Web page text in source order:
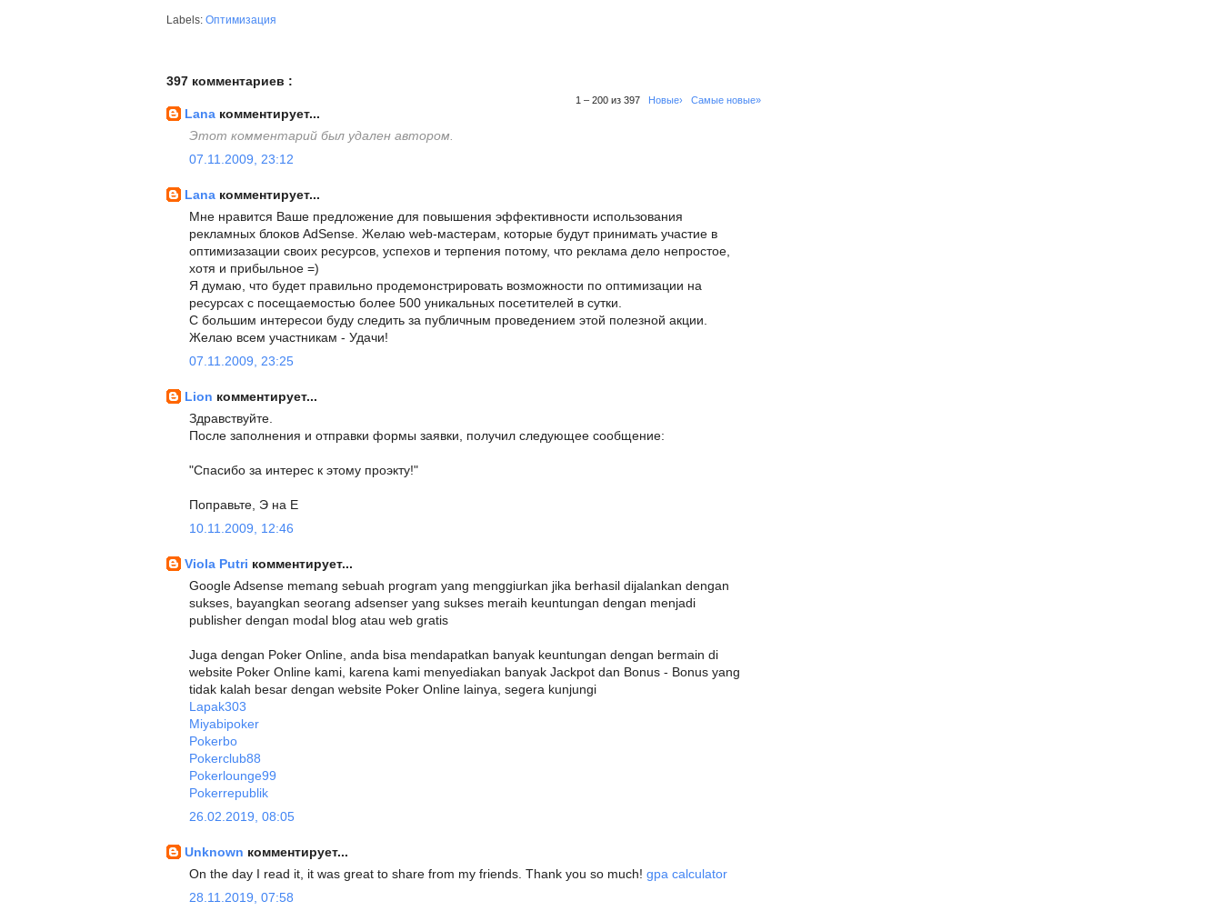
Labels: Оптимизация
397 комментариев :
1 – 200 из 397 Новые› Самые новые»
Lana комментирует...
Этот комментарий был удален автором.
07.11.2009, 23:12
Lana комментирует...
Мне нравится Ваше предложение для повышения эффективности использования
рекламных блоков AdSense. Желаю web-мастерам, которые будут принимать участие в
оптимизазации своих ресурсов, успехов и терпения потому, что реклама дело непростое,
хотя и прибыльное =)
Я думаю, что будет правильно продемонстрировать возможности по оптимизации на
ресурсах с посещаемостью более 500 уникальных посетителей в сутки.
С большим интересои буду следить за публичным проведением этой полезной акции.
Желаю всем участникам - Удачи!
07.11.2009, 23:25
Lion комментирует...
Здравствуйте.
После заполнения и отправки формы заявки, получил следующее сообщение:
"Спасибо за интерес к этому проэкту!"
Поправьте, Э на Е
10.11.2009, 12:46
Viola Putri комментирует...
Google Adsense memang sebuah program yang menggiurkan jika berhasil dijalankan dengan
sukses, bayangkan seorang adsenser yang sukses meraih keuntungan dengan menjadi
publisher dengan modal blog atau web gratis
Juga dengan Poker Online, anda bisa mendapatkan banyak keuntungan dengan bermain di
website Poker Online kami, karena kami menyediakan banyak Jackpot dan Bonus - Bonus yang
tidak kalah besar dengan website Poker Online lainya, segera kunjungi
Lapak303
Miyabipoker
Pokerbo
Pokerclub88
Pokerlounge99
Pokerrepublik
26.02.2019, 08:05
Unknown комментирует...
On the day I read it, it was great to share from my friends. Thank you so much! gpa calculator
28.11.2019, 07:58